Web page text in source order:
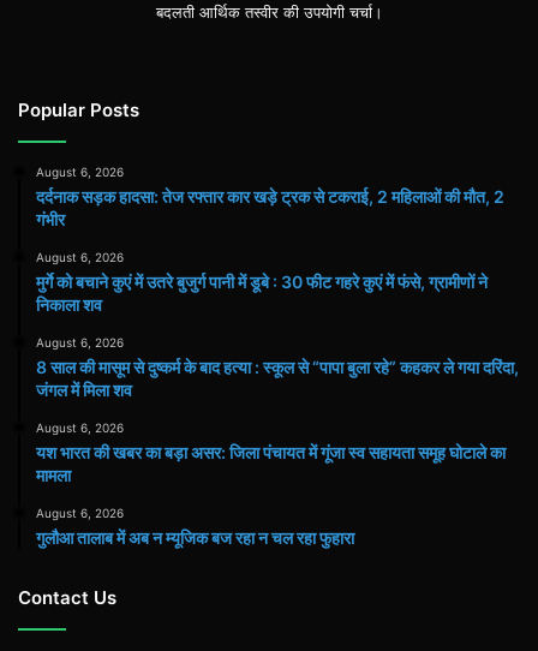
बदलती आर्थिक तस्वीर की उपयोगी चर्चा।
Popular Posts
August 6, 2026
दर्दनाक सड़क हादसा: तेज रफ्तार कार खड़े ट्रक से टकराई, 2 महिलाओं की मौत, 2
गंभीर
August 6, 2026
मुर्गे को बचाने कुएं में उतरे बुजुर्ग पानी में डूबे : 30 फीट गहरे कुएं में फंसे, ग्रामीणों ने
निकाला शव
August 6, 2026
8 साल की मासूम से दुष्कर्म के बाद हत्या : स्कूल से “पापा बुला रहे” कहकर ले गया दरिंदा,
जंगल में मिला शव
August 6, 2026
यश भारत की खबर का बड़ा असर: जिला पंचायत में गूंजा स्व सहायता समूह घोटाले का
मामला
August 6, 2026
गुलौआ तालाब में अब न म्यूजिक बज रहा न चल रहा फुहारा
Contact Us